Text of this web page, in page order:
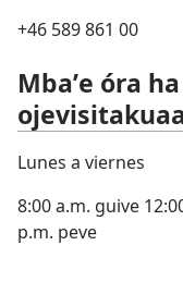
+46 589 861 00
Mbaʼe óra
Lunes a viernes
8:00 a.m. guive
p.m. peve